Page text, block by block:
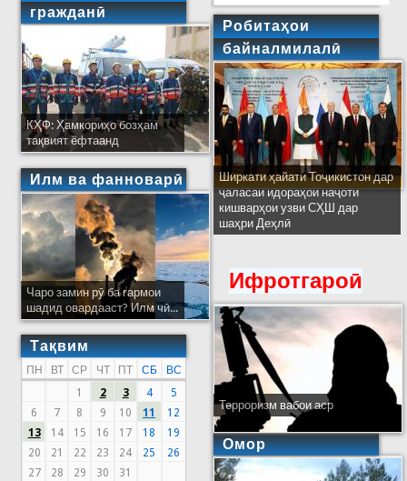
гражданӣ
КҲФ: Ҳамкориҳо бозҳам
тақвият ёфтаанд
Илм ва фанноварӣ
Чаро замин рӯ ба гармои
шадид овардааст? Илм чӣ...
Тақвим
ПН ВТ СР ЧТ ПТ СБ
ВС
1
2 3 4
5
6
7 8 9 10 11
12
13
14 15 16 17 18
19
20
21 22 23 24 25
26
27
28 29 30 31
Робитаҳои
байналмилалӣ
Ширкати ҳайати Тоҷикистон дар
ҷаласаи идораҳои наҷоти
кишварҳои узви СҲШ дар
шаҳри Деҳлӣ
Ифротгароӣ
Терроризм вабои аср
Омор